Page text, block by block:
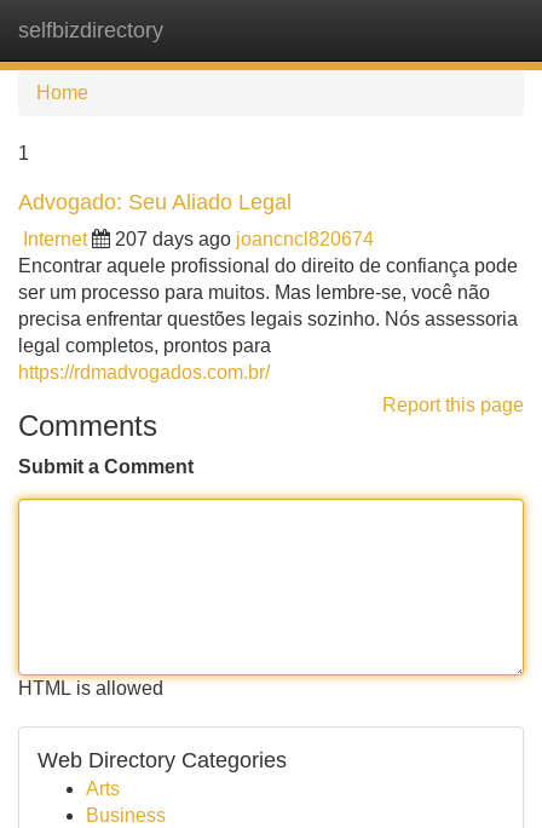
selfbizdirectory
Home
1
Advogado: Seu Aliado Legal
Internet 207 days ago joancncl820674
Encontrar aquele profissional do direito de confiança pode
ser um processo para muitos. Mas lembre-se, você não
precisa enfrentar questões legais sozinho. Nós assessoria
legal completos, prontos para
https://rdmadvogados.com.br/
Report this page
Comments
Submit a Comment
HTML is allowed
Web Directory Categories
Arts
Business